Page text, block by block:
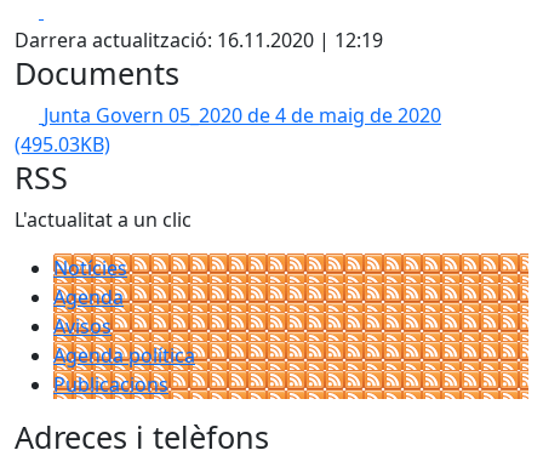
Darrera actualització: 16.11.2020 | 12:19
Documents
Junta Govern 05_2020 de 4 de maig de 2020
(495.03KB)
RSS
L'actualitat a un clic
Notícies
Agenda
Avisos
Agenda política
Publicacions
Adreces i telèfons